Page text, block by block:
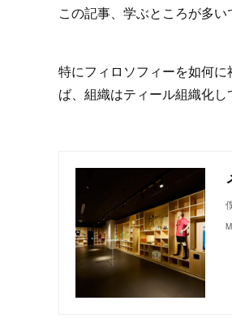
この記事、学ぶところが多い
特にフィロソフィーを如何
ば、組織はティール組織化し